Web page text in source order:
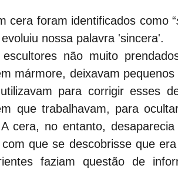
cera foram identificados como “
nossa palavra 'sincera'.
não muito
mármore, deixavam
para corrigir esses
que trabalhavam, para
cera, no entanto,
que se descobrisse que
faziam questão de